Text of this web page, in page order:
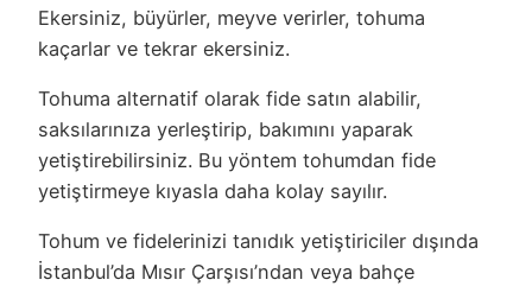
Ekersiniz, büyürler, meyve verirler, tohuma
kaçarlar ve tekrar ekersiniz.
Tohuma alternatif olarak fide satın alabilir,
saksılarınıza yerleştirip, bakımını yaparak
yetiştirebilirsiniz. Bu yöntem tohumdan fide
yetiştirmeye kıyasla daha kolay sayılır.
Tohum ve fidelerinizi tanıdık yetiştiriciler dışında
İstanbul’da Mısır Çarşısı’ndan veya bahçe